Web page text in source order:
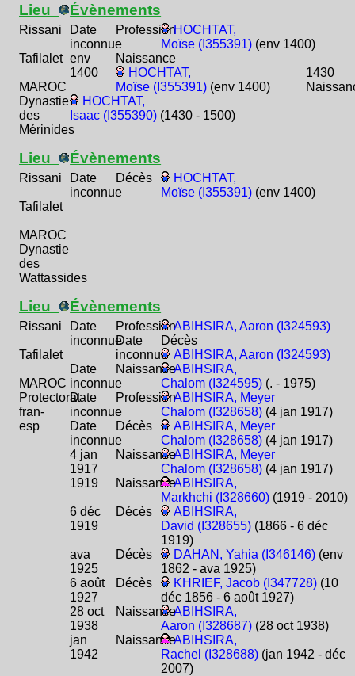
Lieu
Rissani
Tafilalet
MAROC
Dynastie
des
Mérinides
Évènements
Date
inconnue
ProfessionHOCHTAT,
Moïse (I355391) (env 1400)
env
1400
Naissance
HOCHTAT,
Moïse (I355391)(env 1400)
1430
HOCHTAT,
Isaac (I355390) (1430 - 1500)
Lieu
Rissani
Tafilalet
MAROC
Dynastie
des
Wattassides
Évènements
Date
inconnue
Décès
HOCHTAT,
Moïse (I355391) (env 1400)
Lieu
Rissani
Tafilalet
MAROC
Protectorat
fran-
esp
Évènements
Date
inconnue
ProfessionABIHSIRA, Aaron (I324593)
Date
inconnue
Décès
ABIHSIRA, Aaron (I324593)
Date
inconnue
NaissanceABIHSIRA,
Chalom (I324595) (. - 1975)
Date
inconnue
ProfessionABIHSIRA, Meyer
Chalom (I328658) (4 jan 1917)
Date
inconnue
Décès
ABIHSIRA, Meyer
Chalom (I328658) (4 jan 1917)
4 jan
1917
NaissanceABIHSIRA, Meyer
Chalom (I328658) (4 jan 1917)
1919
NaissanceABIHSIRA,
Markhchi (I328660) (1919 - 2010)
6 déc
1919
Décès
ABIHSIRA,
David (I328655) (1866 - 6 déc
1919)
ava
1925
Décès DAHAN, Yahia (I346146) (env
1862 - ava 1925)
6 août
1927
Décès KHRIEF, Jacob (I347728) (10
déc 1856 - 6 août 1927)
28 oct
1938
NaissanceABIHSIRA,
Aaron (I328687) (28 oct 1938)
jan
1942
NaissanceABIHSIRA,
Rachel (I328688) (jan 1942 - déc
2007)